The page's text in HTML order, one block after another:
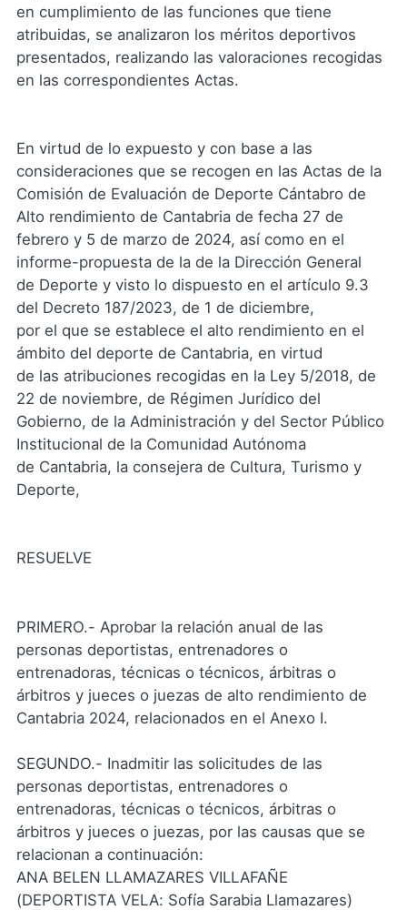
en cumplimiento de las funciones que tiene
atribuidas, se analizaron los méritos deportivos
presentados, realizando las valoraciones recogidas
en las correspondientes Actas.
En virtud de lo expuesto y con base a las
consideraciones que se recogen en las Actas de la
Comisión de Evaluación de Deporte Cántabro de
Alto rendimiento de Cantabria de fecha 27 de
febrero y 5 de marzo de 2024, así como en el
informe-propuesta de la de la Dirección General
de Deporte y visto lo dispuesto en el artículo 9.3
del Decreto 187/2023, de 1 de diciembre,
por el que se establece el alto rendimiento en el
ámbito del deporte de Cantabria, en virtud
de las atribuciones recogidas en la Ley 5/2018, de
22 de noviembre, de Régimen Jurídico del
Gobierno, de la Administración y del Sector Público
Institucional de la Comunidad Autónoma
de Cantabria, la consejera de Cultura, Turismo y
Deporte,
RESUELVE
PRIMERO.- Aprobar la relación anual de las
personas deportistas, entrenadores o
entrenadoras, técnicas o técnicos, árbitras o
árbitros y jueces o juezas de alto rendimiento de
Cantabria 2024, relacionados en el Anexo I.
SEGUNDO.- Inadmitir las solicitudes de las
personas deportistas, entrenadores o
entrenadoras, técnicas o técnicos, árbitras o
árbitros y jueces o juezas, por las causas que se
relacionan a continuación:
ANA BELEN LLAMAZARES VILLAFAÑE
(DEPORTISTA VELA: Sofía Sarabia Llamazares)